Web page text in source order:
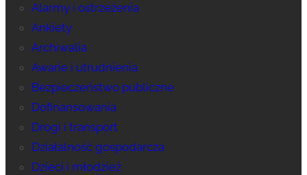
Alarmy i ostrzeżenia
Ankiety
Archiwalia
Awarie i utrudnienia
Bezpieczeństwo publiczne
Dofinansowania
Drogi i transport
Działalność gospodarcza
Dzieci i młodzież